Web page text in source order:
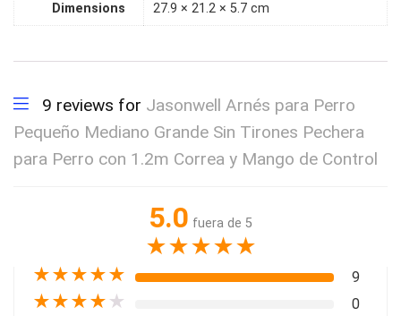
Dimensions 27.9 × 21.2 × 5.7 cm
9 reviews for Jasonwell Arnés para Perro
Pequeño Mediano Grande Sin Tirones Pechera
para Perro con 1.2m Correa y Mango de Control
5.0 fuera de 5
★★★★★
★★★★★ 9
★★★★ ★ 0